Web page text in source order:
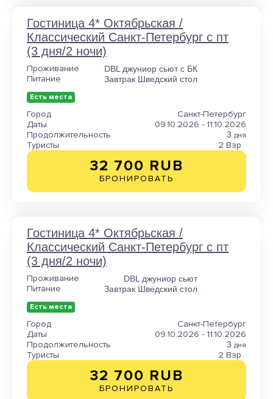
Гостиница 4* Октябрьская /
Классический Санкт-Петербург с пт
(3 дня/2 ночи)
Проживание DBL джуниор сьют с БК
Питание Завтрак Шведский стол
Есть места
Город
Санкт-Петербург
Даты
09.10.2026 - 11.10.2026
Продолжительность
3 дня
Туристы 2 Взр
32 700 RUB
БРОНИРОВАТЬ
Гостиница 4* Октябрьская /
Классический Санкт-Петербург с пт
(3 дня/2 ночи)
Проживание DBL джуниор сьют
Питание Завтрак Шведский стол
Есть места
Город
Санкт-Петербург
Даты
09.10.2026 - 11.10.2026
Продолжительность
3 дня
Туристы 2 Взр
32 700 RUB
БРОНИРОВАТЬ